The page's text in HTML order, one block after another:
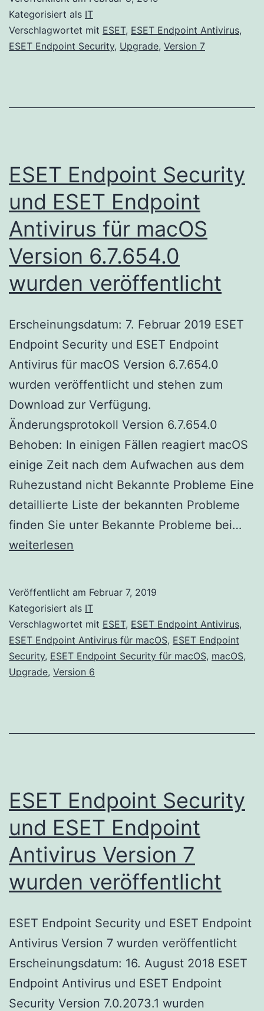
ESET
Endpoint
7.0.2100.4
Kategorisiert als IT
Verschlagwortet mit ESET, ESET Endpoint Antivirus,
ESET Endpoint Security, Upgrade, Version 7
ESET Endpoint Security
und ESET Endpoint
Antivirus für macOS
Version 6.7.654.0
wurden veröffentlicht
Erscheinungsdatum: 7. Februar 2019 ESET
Endpoint Security und ESET Endpoint
Antivirus für macOS Version 6.7.654.0
wurden veröffentlicht und stehen zum
Download zur Verfügung.
Änderungsprotokoll Version 6.7.654.0
Behoben: In einigen Fällen reagiert macOS
einige Zeit nach dem Aufwachen aus dem
Ruhezustand nicht Bekannte Probleme Eine
detaillierte Liste der bekannten Probleme
finden Sie unter Bekannte Probleme bei…
für
weiterlesen
Veröffentlicht am Februar 7, 2019
Kategorisiert als IT
Verschlagwortet mit ESET, ESET Endpoint Antivirus,
ESET Endpoint Antivirus für macOS, ESET Endpoint
Security, ESET Endpoint Security für macOS, macOS,
Upgrade, Version 6
ESET Endpoint Security
und ESET Endpoint
Antivirus Version 7
wurden veröffentlicht
ESET Endpoint Security und ESET Endpoint
Antivirus Version 7 wurden veröffentlicht
Erscheinungsdatum: 16. August 2018 ESET
Endpoint Antivirus und ESET Endpoint
Security Version 7.0.2073.1 wurden